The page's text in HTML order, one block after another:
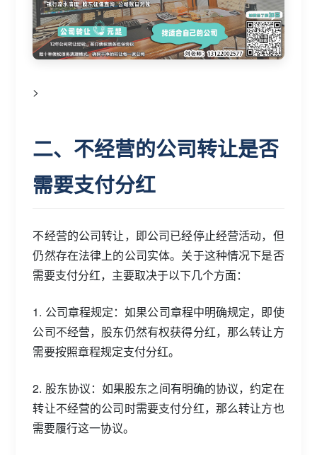
>
二、不经营的公司转让是否
需要支付分红
不经营的公司转让，即公司已经停止经营活动，但
仍然存在法律上的公司实体。关于这种情况下是否
需要支付分红，主要取决于以下几个方面：
1. 公司章程规定：如果公司章程中明确规定，即使
公司不经营，股东仍然有权获得分红，那么转让方
需要按照章程规定支付分红。
2. 股东协议：如果股东之间有明确的协议，约定在
转让不经营的公司时需要支付分红，那么转让方也
需要履行这一协议。